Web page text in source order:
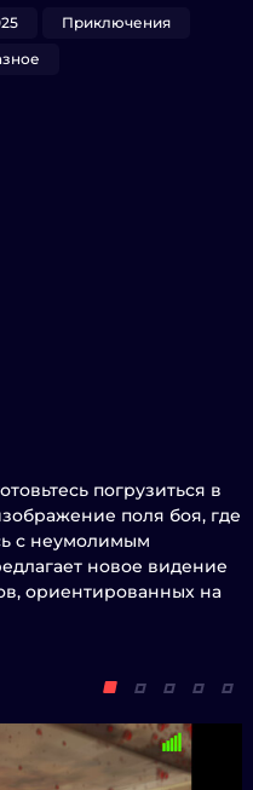
Приключения
погрузиться в
поля боя, где
с неумолимым
новое видение
ориентированных на